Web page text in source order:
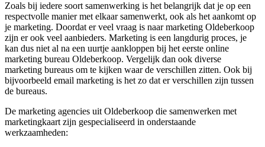
Zoals bij iedere soort samenwerking is het belangrijk dat je op een
respectvolle manier met elkaar samenwerkt, ook als het aankomt op
je marketing. Doordat er veel vraag is naar marketing Oldeberkoop
zijn er ook veel aanbieders. Marketing is een langdurig proces, je
kan dus niet al na een uurtje aankloppen bij het eerste online
marketing bureau Oldeberkoop. Vergelijk dan ook diverse
marketing bureaus om te kijken waar de verschillen zitten. Ook bij
bijvoorbeeld email marketing is het zo dat er verschillen zijn tussen
de bureaus.
De marketing agencies uit Oldeberkoop die samenwerken met
marketingkaart zijn gespecialiseerd in onderstaande
werkzaamheden: